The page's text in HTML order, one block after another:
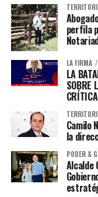
perfila
LA FIRMA
LA
SOBRE
Camilo
la
PODER &
Alcalde